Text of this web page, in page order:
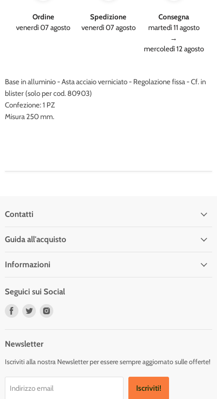
Ordine
venerdì 07 agosto
Spedizione
venerdì 07 agosto
Consegna
martedì 11 agosto
→
mercoledì 12 agosto
Base in alluminio - Asta acciaio verniciato - Regolazione fissa - Cf. in
blister (solo per cod. 80903)
Confezione: 1 PZ
Misura 250 mm.
Contatti
Guida all'acquisto
Informazioni
Seguici sui Social
Trovaci
Trovaci
Newsletter
Iscriviti alla nostra Newsletter per essere sempre aggiornato sulle offerte!
Indirizzo email Iscriviti!